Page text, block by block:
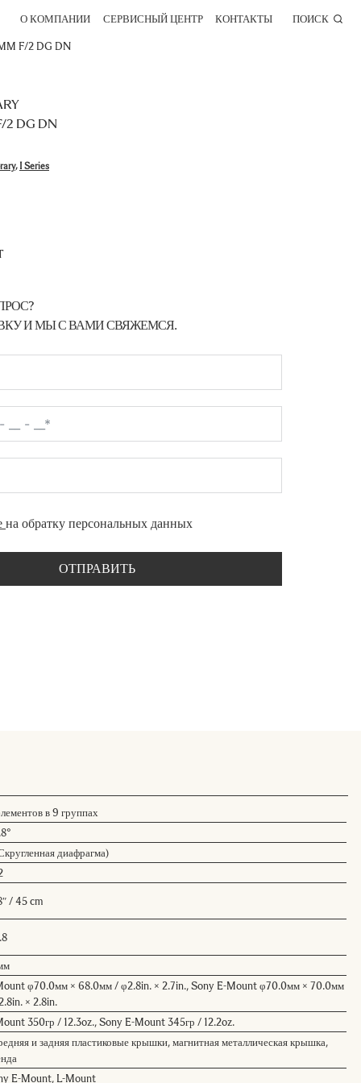
О КОМПАНИИ СЕРВИСНЫЙ ЦЕНТР КОНТАКТЫ ПОИСК
F/2 DG DN
2 DG DN
, I Series
И МЫ С ВАМИ СВЯЖЕМСЯ.
на обратку персональных данных
ОТПРАВИТЬ
в 9 группах
диафрагма)
/ 45 cm
φ70.0мм × 68.0мм / φ2.8in. × 2.7in., Sony E-Mount φ70.0мм × 70.0мм
× 2.8in.
350гр / 12.3oz., Sony E-Mount 345гр / 12.2oz.
и задняя пластиковые крышки, магнитная металлическая крышка,
E-Mount, L-Mount